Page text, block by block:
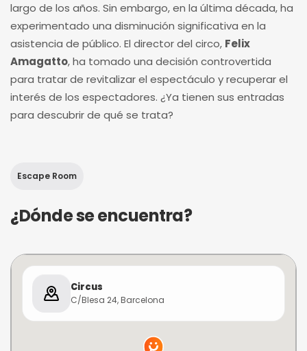
largo de los años. Sin embargo, en la última década, ha
experimentado una disminución significativa en la
asistencia de público. El director del circo, Felix
Amagatto, ha tomado una decisión controvertida
para tratar de revitalizar el espectáculo y recuperar el
interés de los espectadores. ¿Ya tienen sus entradas
para descubrir de qué se trata?
Escape Room
¿Dónde se encuentra?
Circus
C/Blesa 24, Barcelona